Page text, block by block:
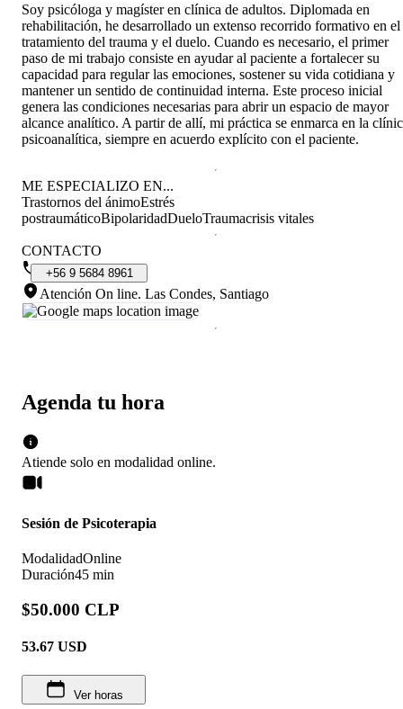
Agenda tu hora
Atiende solo en modalidad online.
Sesión de Psicoterapia
ModalidadOnline
Duración45 min
$50.000 CLP
53.67 USD
Ver horas
Soy psicóloga y magíster en clínica de adultos. Diplomada en
rehabilitación, he desarrollado un extenso recorrido formativo en el
tratamiento del trauma y el duelo. Cuando es necesario, el primer
paso de mi trabajo consiste en ayudar al paciente a fortalecer su
capacidad para regular las emociones, sostener su vida cotidiana y
mantener un sentido de continuidad interna. Este proceso inicial
genera las condiciones necesarias para abrir un espacio de mayor
alcance analítico. A partir de allí, mi práctica se enmarca en la
psicoanalítica, siempre en acuerdo explícito con el paciente.
ME ESPECIALIZO EN...
Trastornos del ánimoEstrés
postraumáticoBipolaridadDueloTraumacrisis vitales
CONTACTO
+56 9 5684 8961
Atención On line. Las Condes, Santiago